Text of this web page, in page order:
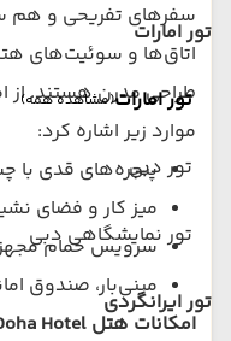
تور امارات
تور امارات(مشاهده همه)
تور دبی
تور نمایشگاهی دبی
تور ایرانگردی
سفرهای تفریحی و
اتاق‌ها و سوئیت‌های
طراحی مدرن هستند. از
موارد زیر اشاره کرد:
پنجره‌های قدی با
میز کار و فضای
سرویس حمام
مینی‌بار، صندوق
امکانات هتل Golden Tulip Doha Hotel: